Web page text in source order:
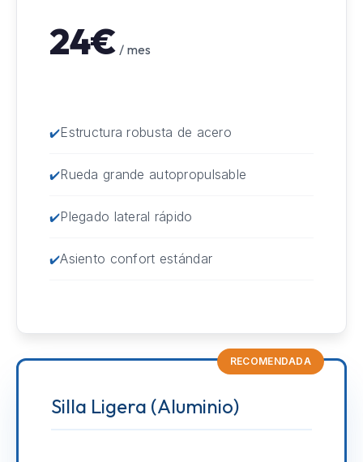
24€ / mes
Estructura robusta de acero
Rueda grande autopropulsable
Plegado lateral rápido
Asiento confort estándar
RECOMENDADA
Silla Ligera (Aluminio)